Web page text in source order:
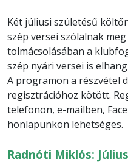
Két júliusi születésű
szép versei szólalnak
tolmácsolásában a
szép nyári versei is
A programon a részvétel
regisztrációhoz kötött.
telefonon, e-mailben,
honlapunkon lehetséges.
Radnóti Miklós: Július